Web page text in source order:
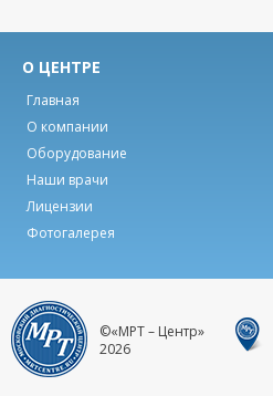
О ЦЕНТРЕ
Главная
О компании
Оборудование
Наши врачи
Лицензии
Фотогалерея
©«МРТ – Центр»
2026